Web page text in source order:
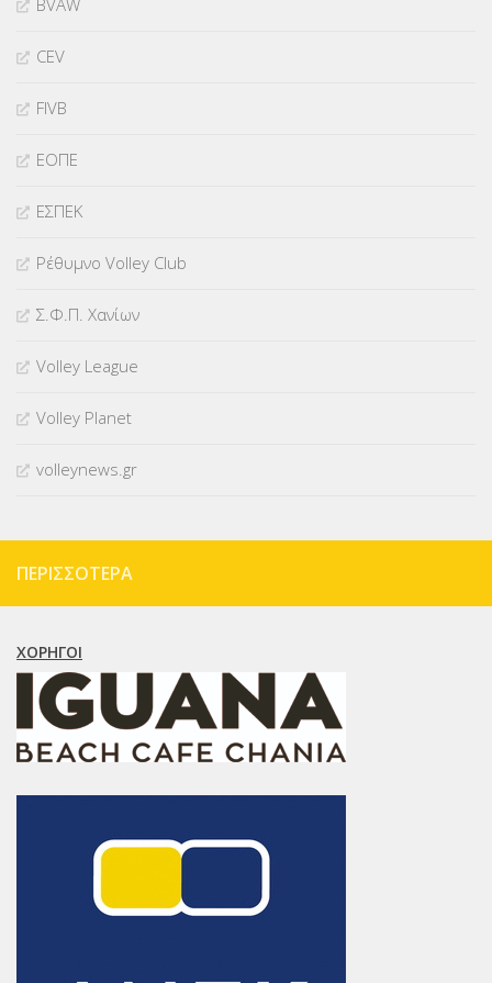
BVAW
CEV
FIVB
ΕΟΠΕ
ΕΣΠΕΚ
Ρέθυμνο Volley Club
Σ.Φ.Π. Χανίων
Volley League
Volley Planet
volleynews.gr
ΠΕΡΙΣΣΌΤΕΡΑ
ΧΟΡΗΓΟΊ